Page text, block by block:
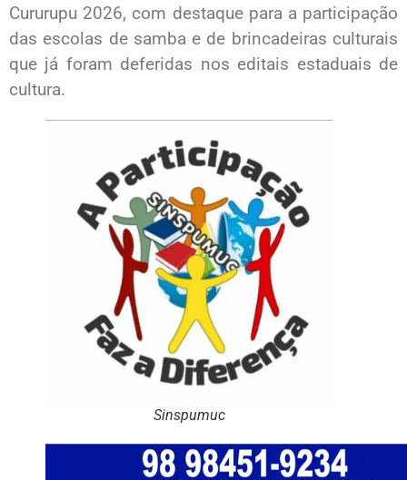
Cururupu 2026, com destaque para a participação
das escolas de samba e de brincadeiras culturais
que já foram deferidas nos editais estaduais de
cultura.
Sinspumuc